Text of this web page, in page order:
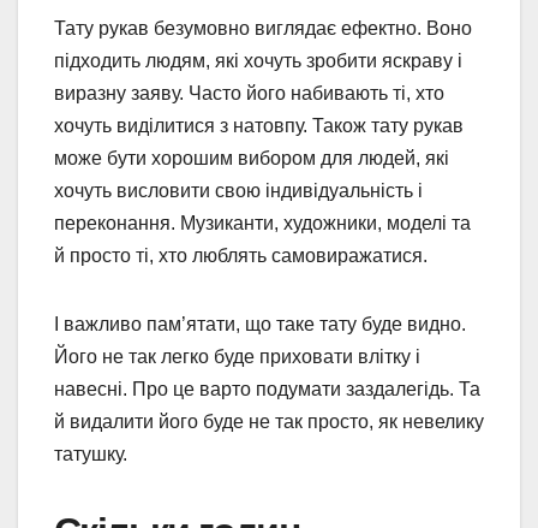
Тату рукав безумовно виглядає ефектно. Воно
підходить людям, які хочуть зробити яскраву і
виразну заяву. Часто його набивають ті, хто
хочуть виділитися з натовпу. Також тату рукав
може бути хорошим вибором для людей, які
хочуть висловити свою індивідуальність і
переконання. Музиканти, художники, моделі та
й просто ті, хто люблять самовиражатися.
І важливо пам’ятати, що таке тату буде видно.
Його не так легко буде приховати влітку і
навесні. Про це варто подумати заздалегідь. Та
й видалити його буде не так просто, як невелику
татушку.